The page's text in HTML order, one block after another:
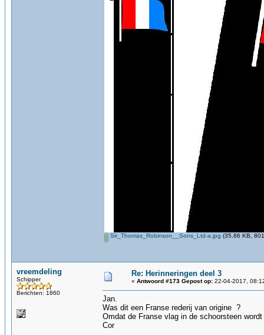
Sir_Thomas_Robinson__Sons_Ltd-a.jpg (35.86 KB,
vreemdeling
Schipper
Berichten: 1860
Re: Herinneringen deel 3
« Antwoord #173 Gepost op: 22-04-2017,
Jan.
Was dit een Franse rederij van origine ?
Omdat de Franse vlag in de schoorsteen
Cor